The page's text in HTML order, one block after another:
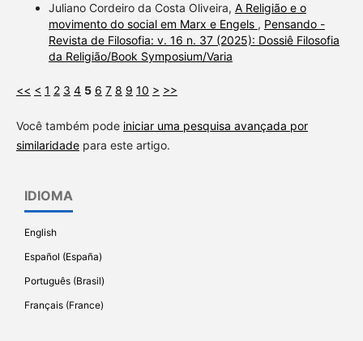
Juliano Cordeiro da Costa Oliveira, A Religião e o
movimento do social em Marx e Engels , Pensando -
Revista de Filosofia: v. 16 n. 37 (2025): Dossiê Filosofia
da Religião/Book Symposium/Varia
<< < 1 2 3 4 5 6 7 8 9 10 > >>
Você também pode iniciar uma pesquisa avançada por
similaridadepara este artigo.
IDIOMA
English
Español (España)
Português (Brasil)
Français (France)